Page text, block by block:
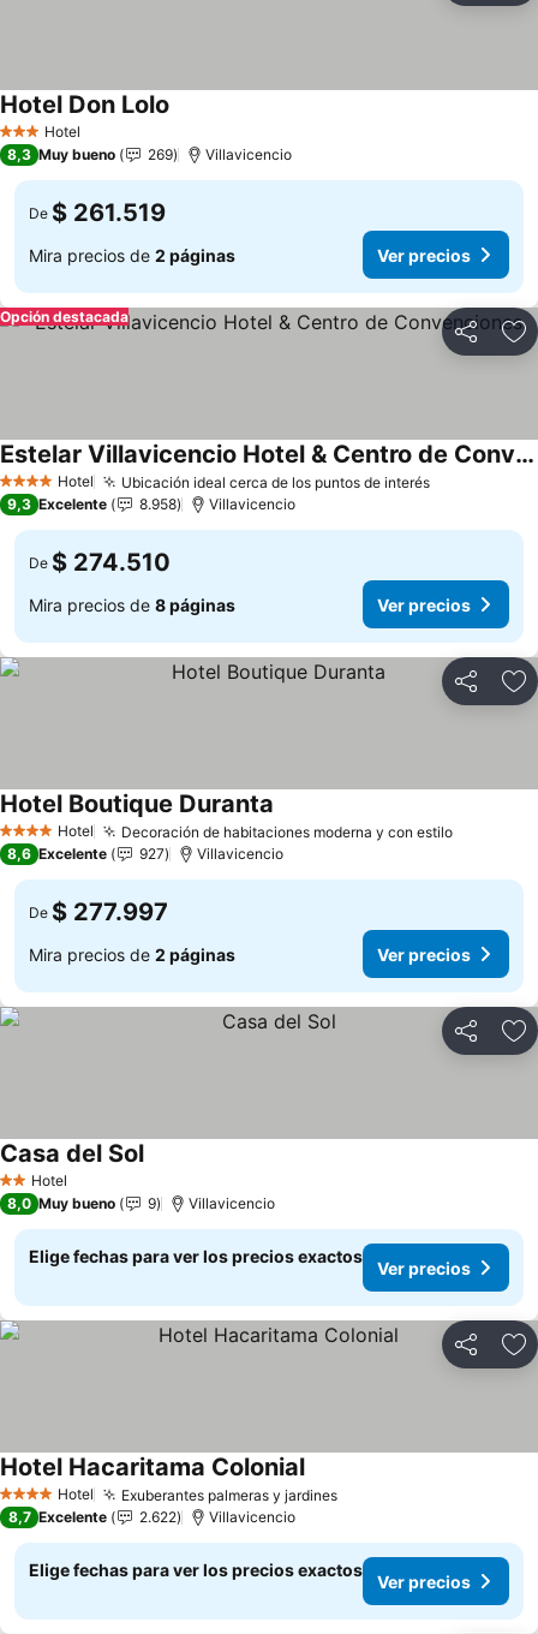
3 Estrellas
Hotel
Hotel Don Lolo
8,3 Muy bueno 269 Villavicencio
De $ 261.519
Mira precios de 2 páginas Ver precios
Compartir
Opción destacada
4 EstrellasHotel Ubicación ideal cerca de los puntos de interésVer precios
Estelar Villavicencio Hotel & Centro de Convenciones
Ver precios
9,3 Excelente 8.958 Villavicencio
De $ 274.510
Mira precios de 8 páginas Ver precios
Compartir
4 EstrellasHotel Decoración de habitaciones moderna y con estiloVer
Hotel Boutique Duranta
8,6 Excelente 927 Villavicencio
De $ 277.997
Mira precios de 2 páginas Ver precios
Compartir
2 Estrellas
Hotel
Casa del SolVer precios
8,0 Muy bueno 9 Villavicencio
Elige fechas para ver los precios exactos
Ver precios
Compartir
4 EstrellasHotel Exuberantes palmeras y jardinesVer precios
Hotel Hacaritama ColonialVer precios
8,7 Excelente 2.622 Villavicencio
Elige fechas para ver los precios exactos
Ver precios